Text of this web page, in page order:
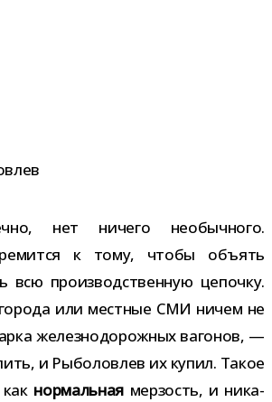
нет ничего необыч­ного.
к тому, чтобы объ­ять
всю про­из­вод­ствен­ную цепочку.
или мест­ные СМИ ничем не
желез­но­до­рож­ных ваго­нов, —
и Рыболовлев их купил. Такое
нор­маль­ная мер­зость, и ника­